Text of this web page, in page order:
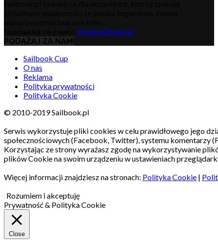
info@sailbook.pl
PODĄŻAJ ZA NAMI
Sailbook Cup
O nas
Reklama
Polityka prywatności
Polityka Cookie
© 2010-2019 Sailbook.pl
Serwis wykorzystuje pliki cookies w celu prawidłowego jego
społecznościowych (Facebook, Twitter), systemu komentarzy
Korzystając ze strony wyrażasz zgodę na wykorzystywanie
plików Cookie na swoim urządzeniu w ustawieniach
Więcej informacji znajdziesz na stronach: Polityka Cookie |
Rozumiem i akceptuję
Prywatność & Polityka Cookie
Close